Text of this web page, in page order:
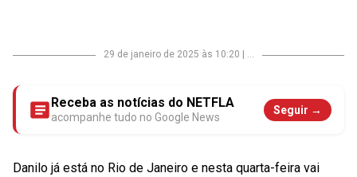
29 de janeiro de 2025 às 10:20 ...
Receba as notícias do NETFLA
acompanhe tudo no Google News
Seguir →
Danilo já está no Rio de Janeiro e nesta quarta-feira vai